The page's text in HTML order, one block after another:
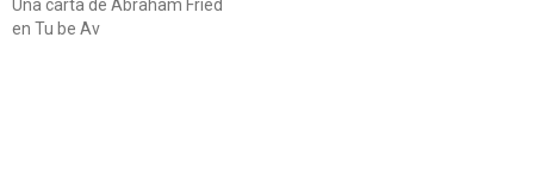
Una carta de Abraham Fried
en Tu be Av